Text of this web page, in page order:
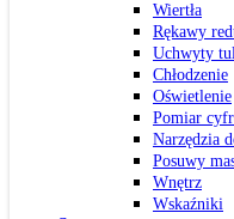
Wiertła
Rękawy
Uchwyty
Chłodzenie
Oświetlenie
Pomiar
Narzędzia
Posuwy
Wnętrz
Wskaźniki